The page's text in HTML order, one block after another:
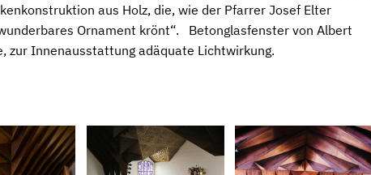
aus Holz, die, wie der Pfarrer Josef Elter
Ornament krönt“. Betonglasfenster von Albert
zur Innenausstattung adäquate Lichtwirkung.